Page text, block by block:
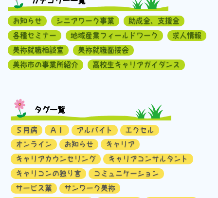
お知らせ シニアワーク事業
助成金、支援金
各種セミナー
地域産業フィールドワーク
求人情報
美祢就職相談室
美祢就職面接会
美祢市の事業所紹介
高校生キャリアガイダンス
タグ一覧
５月病 ＡＩ アルバイト
エクセル
オンライン
お知らせ
キャリア
キャリアカウンセリング
キャリアコンサルタント
キャリコンの独り言
コミュニケーション
サービス業
サンワーク美祢